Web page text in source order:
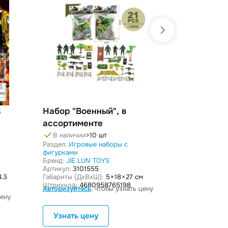
Набор "Военный", в
ассортименте
В наличии>10 шт
Раздел: Игровые наборы с
фигурками
Бренд: JIE LUN TOYS
Артикул:3101555
Габариты (ДxВxШ):5 × 18 × 27 см
Штрихкод:4680958765198
Авторизуйтесь, чтобы узнать цену
Узнать цену